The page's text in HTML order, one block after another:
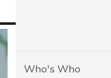
Who's Who